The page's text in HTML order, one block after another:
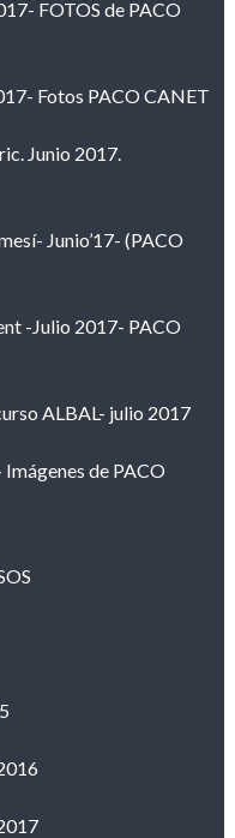
FOTOS de PACO
Fotos PACO CANET
Junio 2017.
Junio’17- (PACO
-Julio 2017- PACO
ALBAL- julio 2017
de PACO